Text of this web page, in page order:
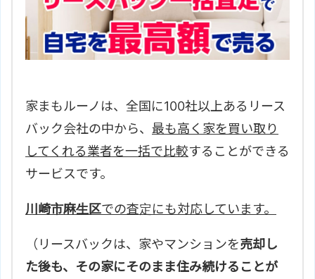
ホームページ
野村の仲介＋（ＰＬＵＳ） 新百合
ヶ丘センター 野村不動産アーバン
ネット 株式会社のサイトはこちら
家まもルーノは、全国に100社以上あるリース
バック会社の中から、 最も高く家を買い取り
してくれる業者を一括で比較することができる
サービスです。
川崎市麻生区での査定にも対応しています。
（リースバックは、家やマンションを売却し
た後も、その家にそのまま住み続けることが